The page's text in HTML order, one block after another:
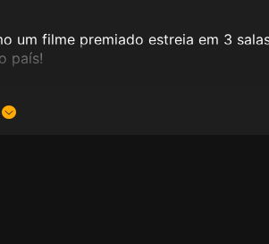
um filme premiado estreia em 3
país!